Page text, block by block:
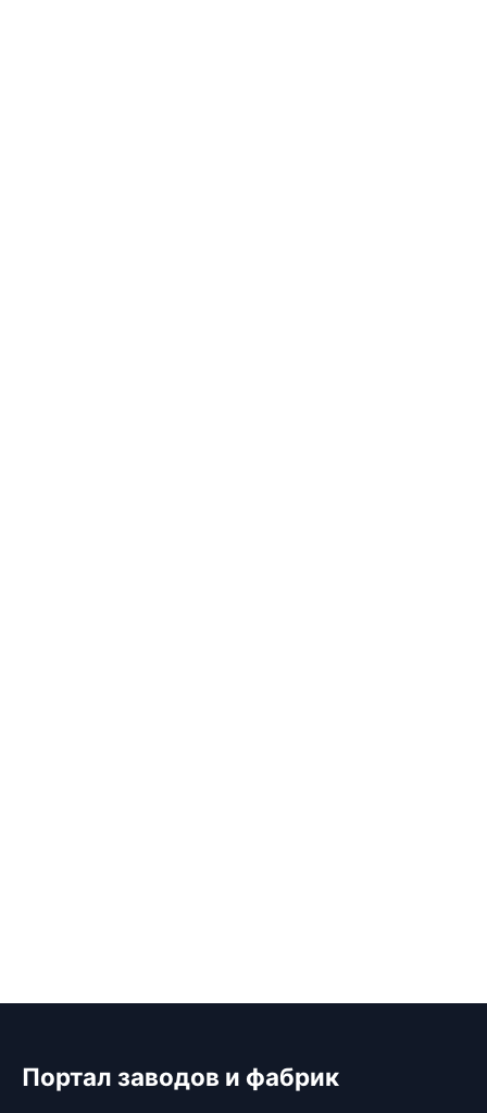
Портал заводов и фабрик